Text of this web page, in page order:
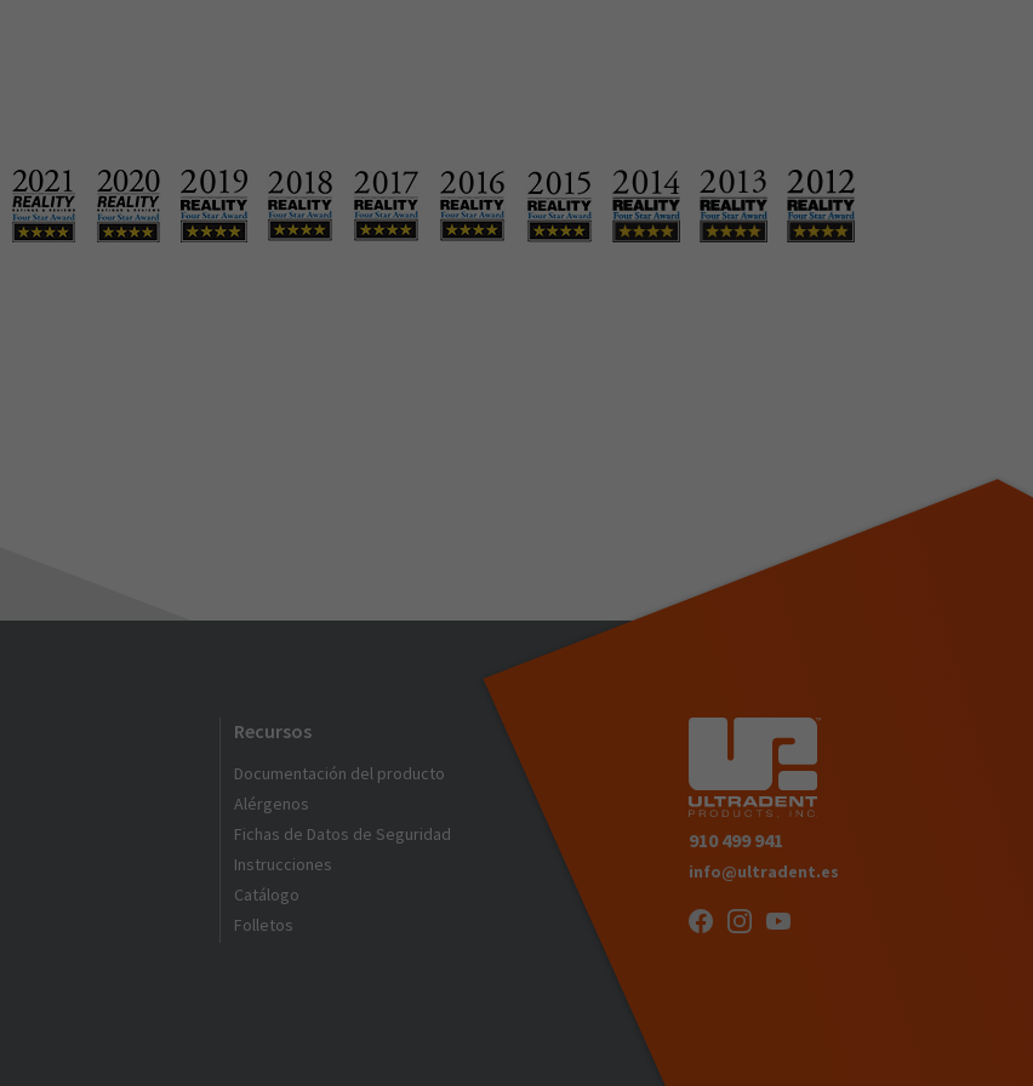
Recursos
Documentación del producto
Alérgenos
Fichas de Datos de Seguridad
Instrucciones
Catálogo
Folletos
910 499 941
info@ultradent.es